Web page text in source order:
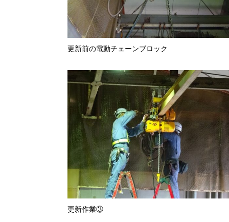
更新前の電動チェーンブロック
更新作業③